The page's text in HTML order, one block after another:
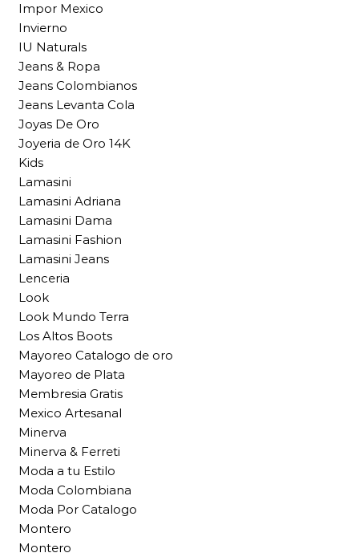
Impor Mexico
Invierno
IU Naturals
Jeans & Ropa
Jeans Colombianos
Jeans Levanta Cola
Joyas De Oro
Joyeria de Oro 14K
Kids
Lamasini
Lamasini Adriana
Lamasini Dama
Lamasini Fashion
Lamasini Jeans
Lenceria
Look
Look Mundo Terra
Los Altos Boots
Mayoreo Catalogo de oro
Mayoreo de Plata
Membresia Gratis
Mexico Artesanal
Minerva
Minerva & Ferreti
Moda a tu Estilo
Moda Colombiana
Moda Por Catalogo
Montero
Montero